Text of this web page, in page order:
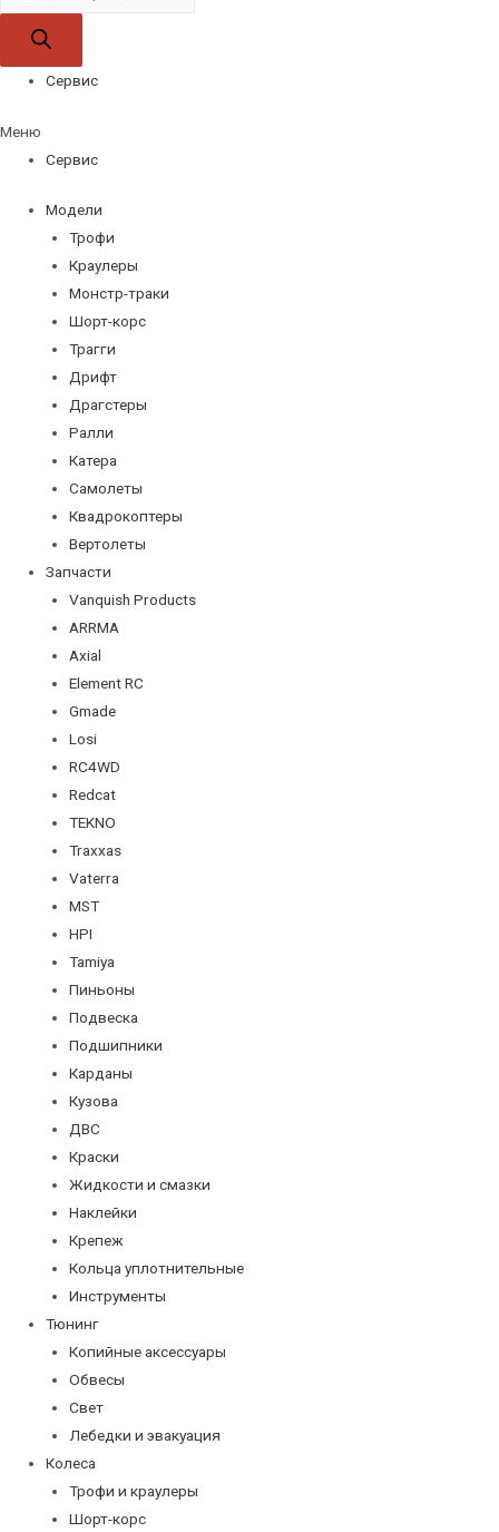
товаров
Сервис
Меню
Сервис
Модели
Трофи
Краулеры
Монстр-траки
Шорт-корс
Трагги
Дрифт
Драгстеры
Ралли
Катера
Самолеты
Квадрокоптеры
Вертолеты
Запчасти
Vanquish Products
ARRMA
Axial
Element RC
Gmade
Losi
RC4WD
Redcat
TEKNO
Traxxas
Vaterra
MST
HPI
Tamiya
Пиньоны
Подвеска
Подшипники
Карданы
Кузова
ДВС
Краски
Жидкости и смазки
Наклейки
Крепеж
Кольца уплотнительные
Инструменты
Тюнинг
Копийные аксессуары
Обвесы
Свет
Лебедки и эвакуация
Колеса
Трофи и краулеры
Шорт-корс